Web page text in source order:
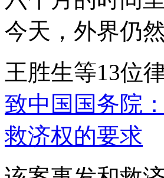
今天，外界仍
王胜生等13位
致中国国务院
救济权的要求